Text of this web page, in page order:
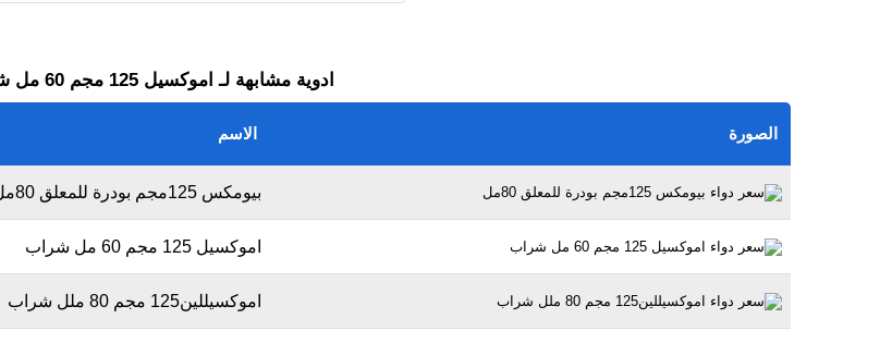
ادوية مشابهة لـ اموكسيل 125 مجم 60 مل شراب
الصورة الاسم
بيومكس 125مجم بودرة للمعلق 80مل
اموكسيل 125 مجم 60 مل شراب
اموكسيللين125 مجم 80 ملل شراب